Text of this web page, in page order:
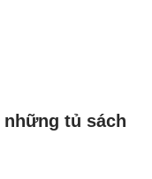
tủ sách